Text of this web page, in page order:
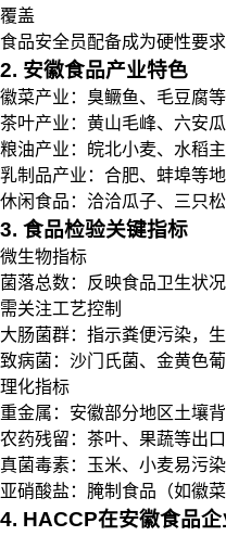
覆盖
食品安全员配备成为硬性要
2. 安徽食品产业特色
徽菜产业：臭鳜鱼、毛豆腐
茶叶产业：黄山毛峰、六安
粮油产业：皖北小麦、水稻
乳制品产业：合肥、蚌埠等
休闲食品：洽洽瓜子、三只
3. 食品检验关键指标
微生物指标
菌落总数：反映食品卫生状
需关注工艺控制
大肠菌群：指示粪便污染，
致病菌：沙门氏菌、金黄色
理化指标
重金属：安徽部分地区土壤
农药残留：茶叶、果蔬等出
真菌毒素：玉米、小麦易污
亚硝酸盐：腌制食品（如徽
4. HACCP在安徽食品企